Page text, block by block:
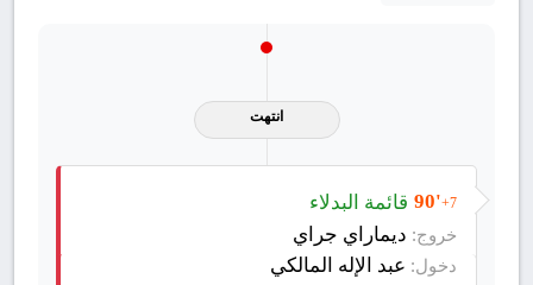
انتهت
90'+7 قائمة البدلاء
خروج: ديماراي جراي
دخول: عبد الإله المالكي